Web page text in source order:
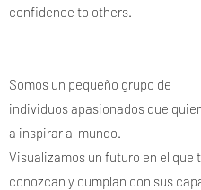
confidence to others.
Somos un pequeño grupo de
individuos apasionados que
a inspirar al mundo.
Visualizamos un futuro en el que
conozcan y cumplan con sus